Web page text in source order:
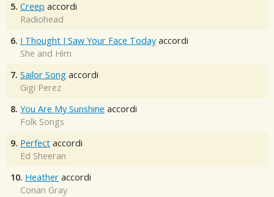
5. Creep accordi
Radiohead
6. I Thought I Saw Your Face Today accordi
She and Him
7. Sailor Song accordi
Gigi Perez
8. You Are My Sunshine accordi
Folk Songs
9. Perfect accordi
Ed Sheeran
10. Heather accordi
Conan Gray